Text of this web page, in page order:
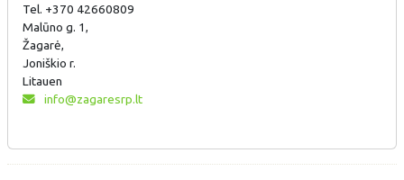
Tel. +370 42660809
Malūno g. 1,
Žagarė,
Joniškio r.
Litauen
info@zagaresrp.lt